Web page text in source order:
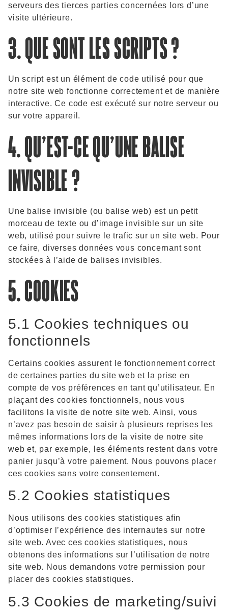
serveurs des tierces parties concernées lors d’une
visite ultérieure.
3. QUE SONT LES SCRIPTS ?
Un script est un élément de code utilisé pour que
notre site web fonctionne correctement et de manière
interactive. Ce code est exécuté sur notre serveur ou
sur votre appareil.
4. QU’EST-CE QU’UNE BALISE
INVISIBLE ?
Une balise invisible (ou balise web) est un petit
morceau de texte ou d’image invisible sur un site
web, utilisé pour suivre le trafic sur un site web. Pour
ce faire, diverses données vous concernant sont
stockées à l’aide de balises invisibles.
5. COOKIES
5.1 Cookies techniques ou
fonctionnels
Certains cookies assurent le fonctionnement correct
de certaines parties du site web et la prise en
compte de vos préférences en tant qu’utilisateur. En
plaçant des cookies fonctionnels, nous vous
facilitons la visite de notre site web. Ainsi, vous
n’avez pas besoin de saisir à plusieurs reprises les
mêmes informations lors de la visite de notre site
web et, par exemple, les éléments restent dans votre
panier jusqu’à votre paiement. Nous pouvons placer
ces cookies sans votre consentement.
5.2 Cookies statistiques
Nous utilisons des cookies statistiques afin
d’optimiser l’expérience des internautes sur notre
site web. Avec ces cookies statistiques, nous
obtenons des informations sur l’utilisation de notre
site web. Nous demandons votre permission pour
placer des cookies statistiques.
5.3 Cookies de marketing/suivi